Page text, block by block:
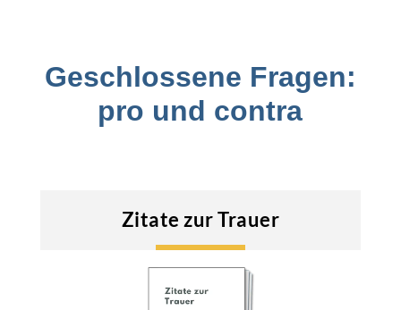
Geschlossene Fragen:
pro und contra